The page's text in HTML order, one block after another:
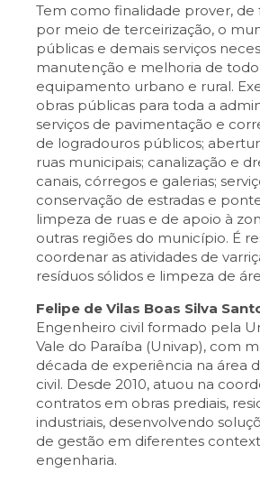
Tem como finalidade prover, de
por meio de terceirização, o
públicas e demais serviços
manutenção e melhoria de
equipamento urbano e rural.
obras públicas para toda a
serviços de pavimentação e
de logradouros públicos;
ruas municipais; canalização e
canais, córregos e galerias;
conservação de estradas e
limpeza de ruas e de apoio à
outras regiões do município. É
coordenar as atividades de
resíduos sólidos e limpeza de
Felipe de Vilas Boas Silva
Engenheiro civil formado pela
Vale do Paraíba (Univap), com
década de experiência na área
civil. Desde 2010, atuou na
contratos em obras prediais,
industriais, desenvolvendo
de gestão em diferentes
engenharia.